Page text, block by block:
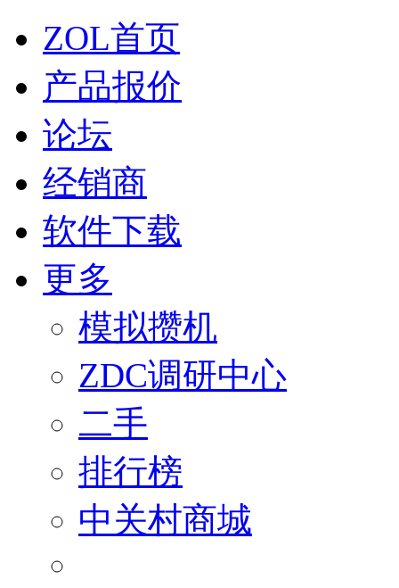
ZOL首页
产品报价
论坛
经销商
软件下载
更多
模拟攒机
ZDC调研中心
二手
排行榜
中关村商城